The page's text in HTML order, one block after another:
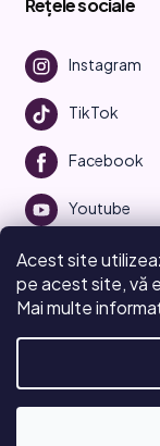
Acest site
pe acest site, vă
Mai multe
Rețele sociale
Instagram
TikTok
Facebook
Youtube
Drepturi de